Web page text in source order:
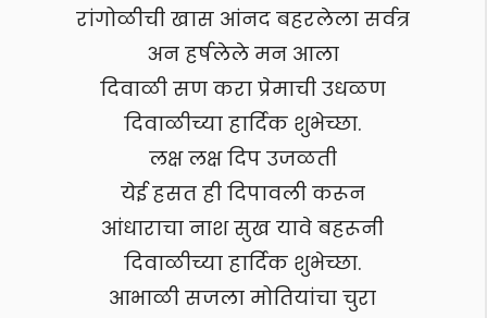
रांगोळीची खास आंनद बहरलेला सर्वत्र
अन हर्षलेले मन आला
दिवाळी सण करा प्रेमाची उधळण
दिवाळीच्या हार्दिक शुभेच्छा.
लक्ष लक्ष दिप उजळती
येई हसत ही दिपावली करून
आंधाराचा नाश सुख यावे बहरूनी
दिवाळीच्या हार्दिक शुभेच्छा.
आभाळी सजला मोतियांचा चुरा